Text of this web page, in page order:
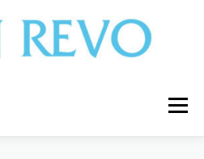
メニュー